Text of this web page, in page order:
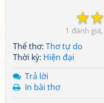
☆
☆
1
Thể thơ: Thơ tự do
Thời kỳ: Hiện đại
Trả lời
In bài thơ